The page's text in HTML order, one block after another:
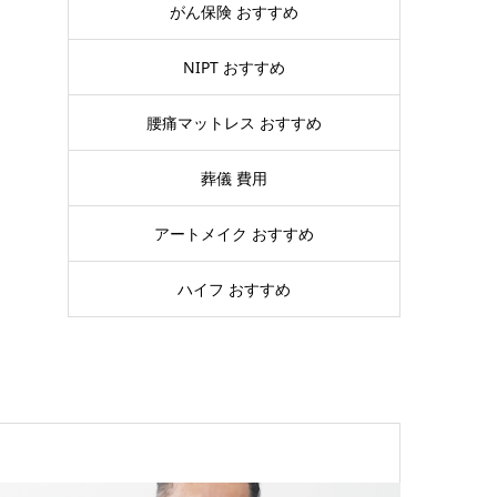
がん保険 おすすめ
NIPT おすすめ
腰痛マットレス おすすめ
葬儀 費用
アートメイク おすすめ
ハイフ おすすめ